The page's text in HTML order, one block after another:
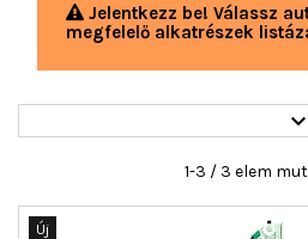
Jelentkezz be! Válassz
megfelelő alkatrészek

1-3 / 3 elem
Új